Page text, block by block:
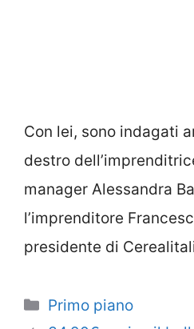
Con lei, sono indagati
destro
manager Alessandra
l’imprenditore
presidente di
Categorie
Primo piano